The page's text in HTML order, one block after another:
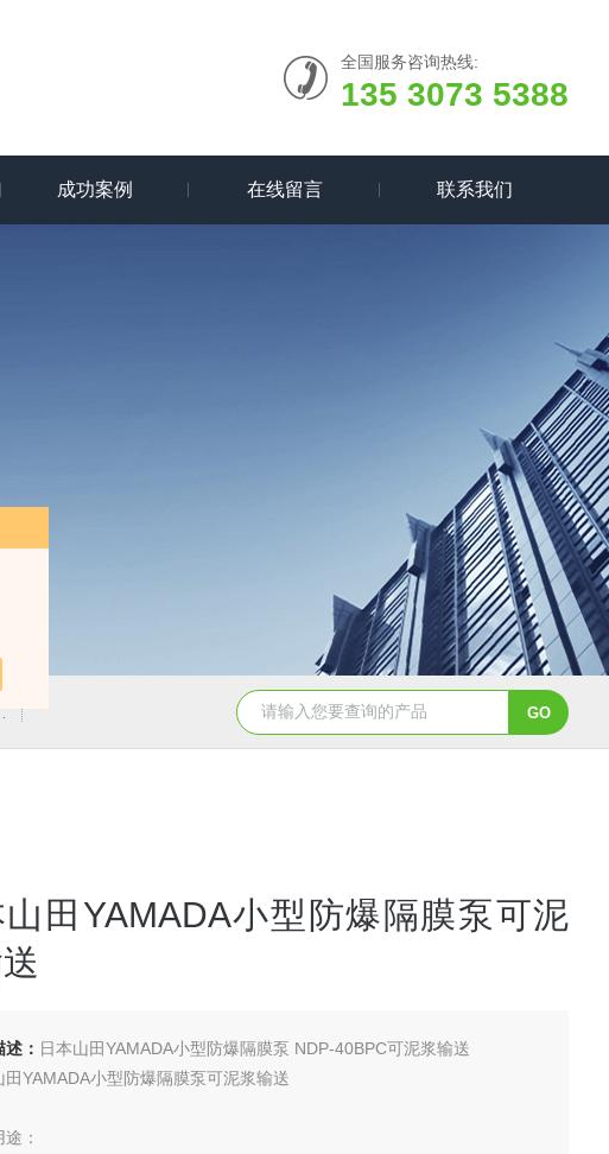
全国服务咨询热线:
135 3073 5388
成功案例 在线留言 联系我们
AA-2日本进口sumitomo住友化学先进氧化铝粉 AA-07工业级精
山田YAMADA小型防爆隔膜泵可泥
： 日本山田YAMADA小型防爆隔膜泵 NDP-40BPC可泥浆输送
田YAMADA小型防爆隔膜泵可泥浆输送
：